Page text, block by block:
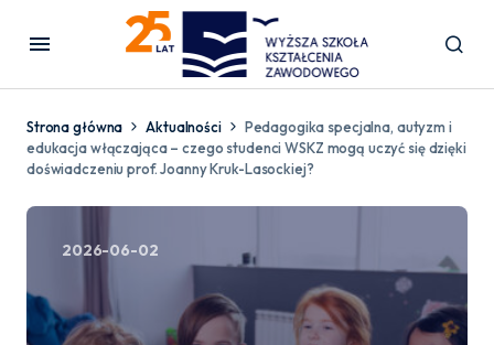
Strona główna Aktualności
Pedagogika specjalna, autyzm i
edukacja włączająca – czego studenci WSKZ mogą uczyć się dzięki
doświadczeniu prof. Joanny Kruk-Lasockiej?
2026-06-02